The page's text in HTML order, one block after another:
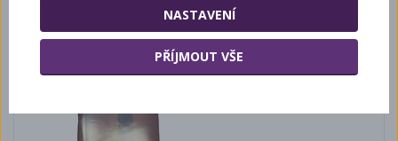
NASTAVENÍ
PŘÍJMOUT VŠE